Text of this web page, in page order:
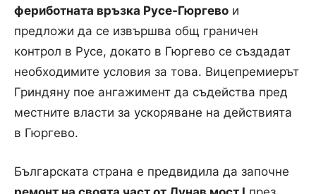
фериботната връзка Русе-Гюргево и
предложи да се извършва общ граничен
контрол в Русе, докато в Гюргево се създадат
необходимите условия за това. Вицепремиерът
Гриндяну пое ангажимент да съдейства пред
местните власти за ускоряване на действията
в Гюргево.
Българската страна е предвидила да започне